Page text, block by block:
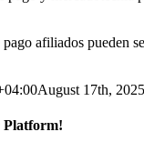
afiliados pueden
August 17th, 2025
Platform!